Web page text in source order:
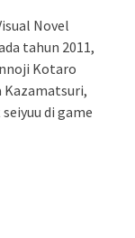
Novel
tahun 2011,
Kotaro
Kazamatsuri,
di game